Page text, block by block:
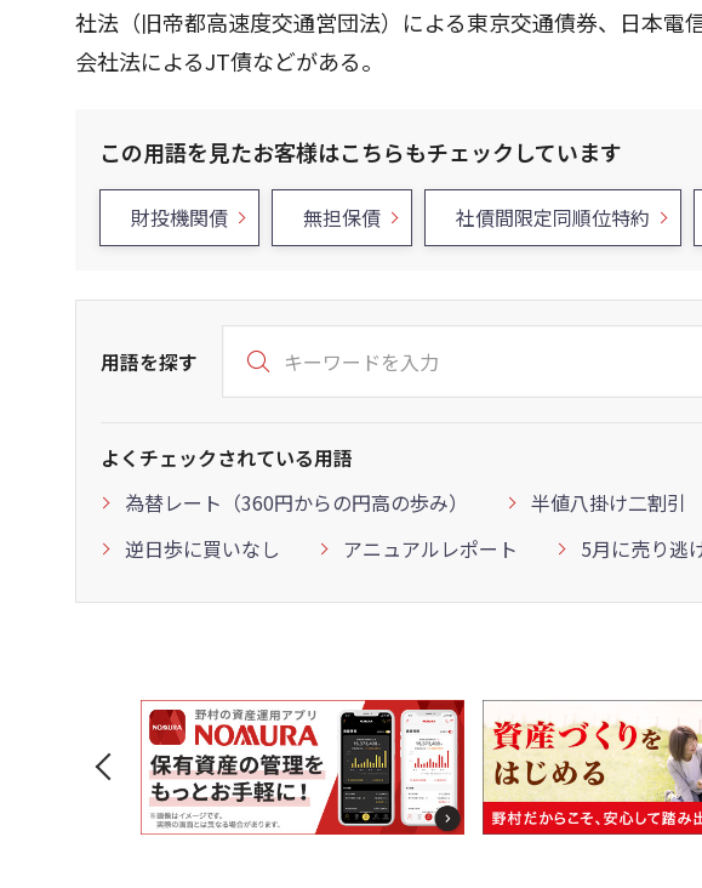
社法（旧帝都高速度交通営団法）による東京交通債券、日本
会社法によるJT債などがある。
この用語を見たお客様はこちらもチェックしています
財投機関債 無担保債 社債間限定同順位特約
用語を探す
よくチェックされている用語
為替レート（360円からの円高の歩み）
半値八掛け二割引
逆日歩に買いなし
アニュアルレポート 5月に売り逃